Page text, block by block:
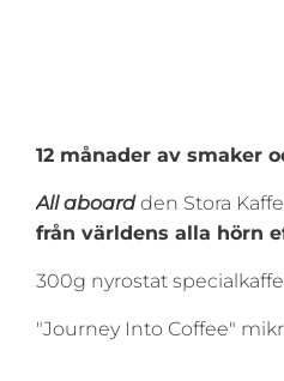
12 månader av smaker
All aboardden Stora
från världens alla hörn
300g nyrostat
"Journey Into Coffee"